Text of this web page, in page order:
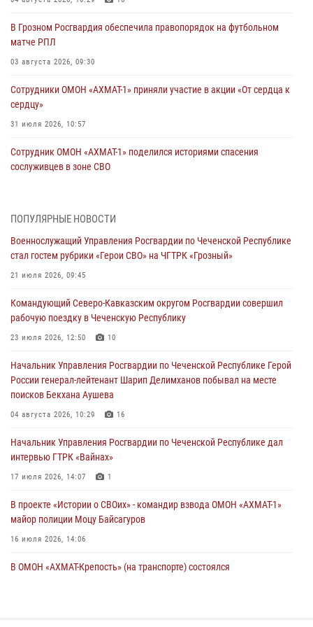
В Грозном Росгвардия обеспечила правопорядок на футбольном
матче РПЛ
03 августа 2026, 09:30
Сотрудники ОМОН «АХМАТ-1» приняли участие в акции «От сердца к
сердцу»
31 июля 2026, 10:57
Сотрудник ОМОН «АХМАТ-1» поделился историями спасения
сослуживцев в зоне СВО
Командующий Северо-Кавказским округом Росгвардии совершил
23 июля 2026, 12:50
Военнослужащий Управления Росгвардии по Чеченской Республике
21 июля 2026, 09:45
В ДНР росгвардейцы уничтожили около 80 вражеских
19 июля 2026, 13:50
В Грозном Росгвардия обеспечила безопасность конно-спортивных
соревнований
ПОПУЛЯРНЫЕ НОВОСТИ
Военнослужащий Управления Росгвардии по Чеченской Республике
стал гостем рубрики «Герои СВО» на ЧГТРК «Грозный»
21 июля 2026, 09:45
Командующий Северо-Кавказским округом Росгвардии совершил
рабочую поездку в Чеченскую Республику
23 июля 2026, 12:50 10
Начальник Управления Росгвардии по Чеченской Республике Герой
России генерал-лейтенант Шарип Делимханов побывал на месте
поисков Бекхана Аушева
04 августа 2026, 10:29 16
Начальник Управления Росгвардии по Чеченской Республике дал
интервью ГТРК «Вайнах»
17 июля 2026, 14:07 1
В проекте «Истории о СВОих» - командир взвода ОМОН «АХМАТ-1»
майор полиции Моцу Байсагуров
16 июля 2026, 14:06
В ОМОН «АХМАТ-Крепость» (на транспорте) состоялся